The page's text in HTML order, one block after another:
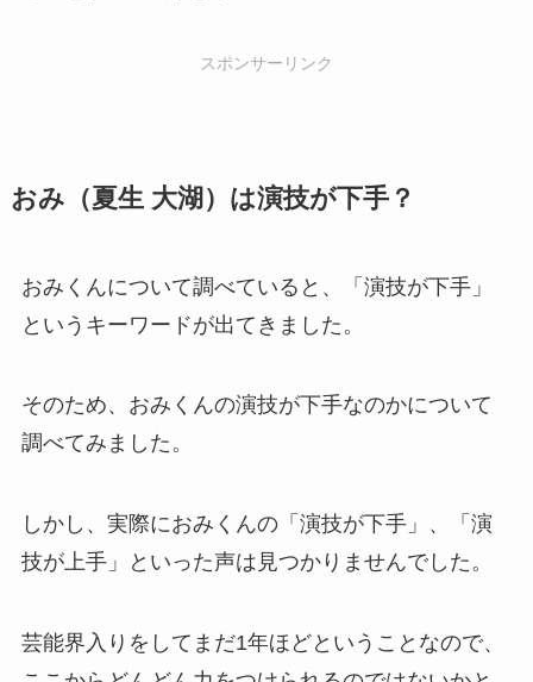
スポンサーリンク
おみ（夏生 大湖）は演技が下手？
おみくんについて調べていると、「演技が下手」
というキーワードが出てきました。
そのため、おみくんの演技が下手なのかについて
調べてみました。
しかし、実際におみくんの「演技が下手」、「演
技が上手」といった声は見つかりませんでした。
芸能界入りをしてまだ1年ほどということなので、